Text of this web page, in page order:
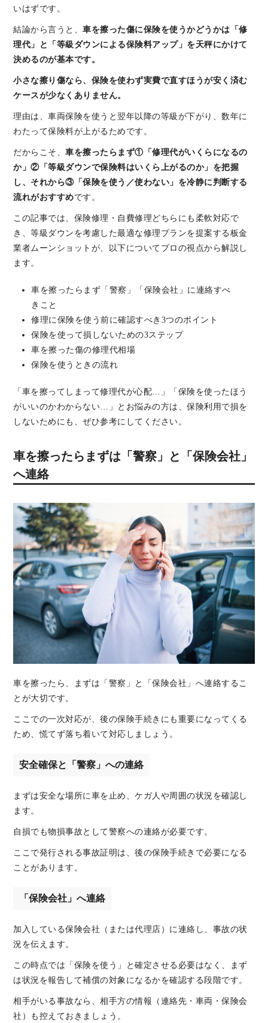
いはずです。
結論から言うと、 車を擦った傷に保険を使うかどうかは「修
理代」と「等級ダウンによる保険料アップ」を天秤にかけて
決めるのが基本です。
小さな擦り傷なら、保険を使わず実費で直すほうが安く済む
ケースが少なくありません。
理由は、車両保険を使うと翌年以降の等級が下がり、数年に
わたって保険料が上がるためです。
だからこそ、 車を擦ったらまず①「修理代がいくらになるの
か」②「等級ダウンで保険料はいくら上がるのか」を把握
し、それから③「保険を使う／使わない」を冷静に判断する
流れがおすすめです。
この記事では、保険修理・自費修理どちらにも柔軟対応で
き、等級ダウンを考慮した最適な修理プランを提案する板金
業者ムーンショットが、以下についてプロの視点から解説し
ます。
車を擦ったらまず「警察」「保険会社」に連絡すべ
きこと
修理に保険を使う前に確認すべき3つのポイント
保険を使って損しないための3ステップ
車を擦った傷の修理代相場
保険を使うときの流れ
「車を擦ってしまって修理代が心配…」「保険を使ったほう
がいいのかわからない…」とお悩みの方は、保険利用で損を
しないためにも、ぜひ参考にしてください。
車を擦ったらまずは「警察」と「保険会社」
へ連絡
車を擦ったら、まずは「警察」と「保険会社」へ連絡するこ
とが大切です。
ここでの一次対応が、後の保険手続きにも重要になってくる
ため、慌てず落ち着いて対応しましょう。
安全確保と「警察」への連絡
まずは安全な場所に車を止め、ケガ人や周囲の状況を確認し
ます。
自損でも物損事故として警察への連絡が必要です。
ここで発行される事故証明は、後の保険手続きで必要になる
ことがあります。
「保険会社」へ連絡
加入している保険会社（または代理店）に連絡し、事故の状
況を伝えます。
この時点では「保険を使う」と確定させる必要はなく、まず
は状況を報告して補償の対象になるかを確認する段階です。
相手がいる事故なら、相手方の情報（連絡先・車両・保険会
社）も控えておきましょう。